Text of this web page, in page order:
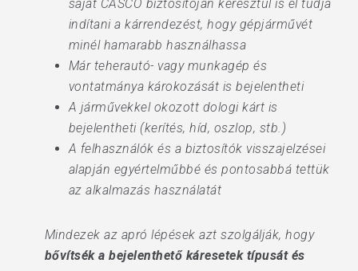
saját CASCO biztosítóján keresztül is el tudja
indítani a kárrendezést, hogy gépjárművét
minél hamarabb használhassa
Már teherautó- vagy munkagép és
vontatmánya károkozását is bejelentheti
A járművekkel okozott dologi kárt is
bejelentheti (kerítés, híd, oszlop, stb.)
A felhasználók és a biztosítók visszajelzései
alapján egyértelműbbé és pontosabbá tettük
az alkalmazás használatát
Mindezek az apró lépések azt szolgálják, hogy
bővítsék a bejelenthető káresetek típusát és